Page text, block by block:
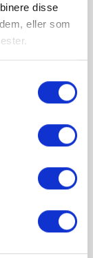
disse
eller som
en
eller
varm til